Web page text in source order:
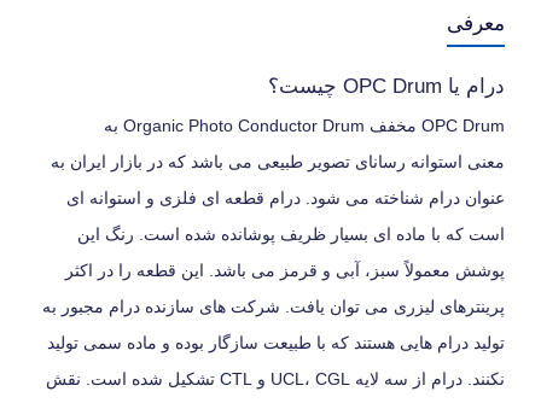
معرفی
درام یا OPC Drum چیست؟
OPC Drum مخفف Organic Photo Conductor Drum به
معنی استوانه رسانای تصویر طبیعی می باشد که در بازار ایران به
عنوان درام شناخته می شود. درام قطعه ای فلزی و استوانه ای
است که با ماده ای بسیار ظریف پوشانده شده است. رنگ این
پوشش معمولاً سبز، آبی و قرمز می باشد. این قطعه را در اکثر
پرینترهای لیزری می توان یافت. شرکت های سازنده درام مجبور به
تولید درام هایی هستند که با طبیعت سازگار بوده و ماده سمی تولید
نکنند. درام از سه لایه UCL، CGL و CTL تشکیل شده است. نقش